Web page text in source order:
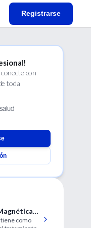
Registrarse
con
toda
decomo